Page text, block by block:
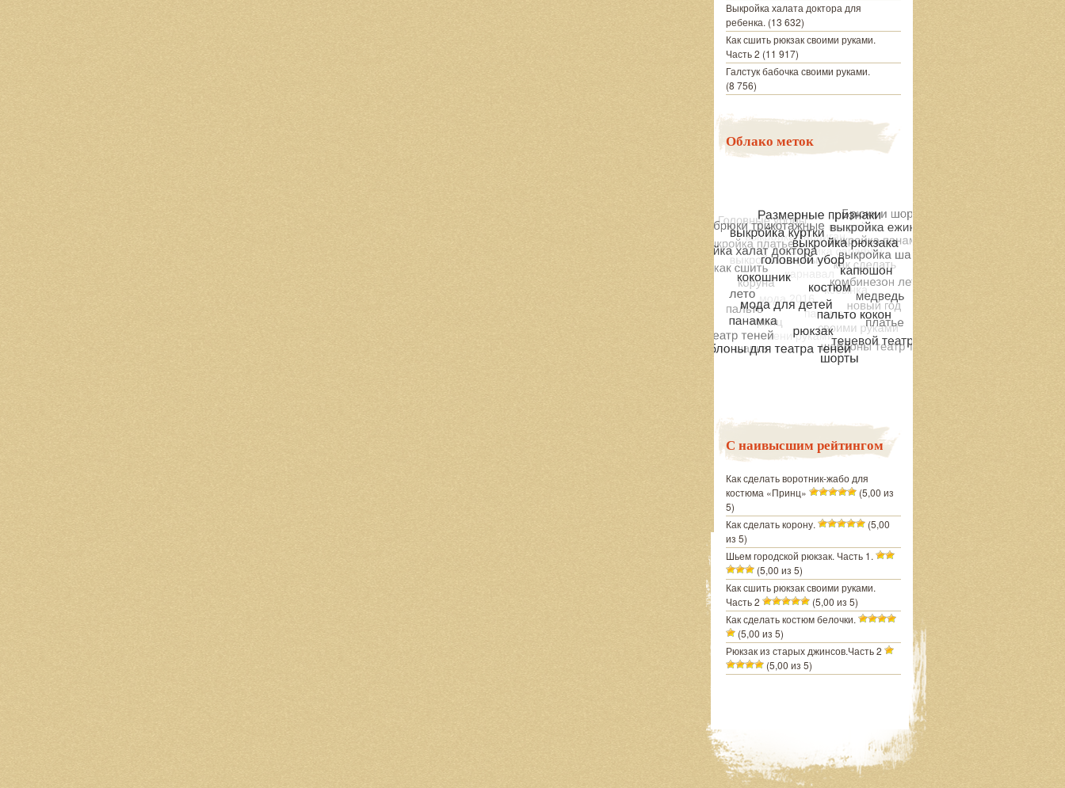
Выкройка халата доктора для
ребенка. (13 632)
Как сшить рюкзак своими руками.
Часть 2 (11 917)
Галстук бабочка своими руками.
(8 756)
Облако меток
С наивысшим рейтингом
Как сделать воротник-жабо для
костюма «Принц»
(5,00 из
5)
Как сделать корону.
(5,00
из 5)
Шьем городской рюкзак. Часть 1.
(5,00 из 5)
Как сшить рюкзак своими руками.
Часть 2
(5,00 из 5)
Как сделать костюм белочки.
(5,00 из 5)
Рюкзак из старых джинсов.Часть 2
(5,00 из 5)